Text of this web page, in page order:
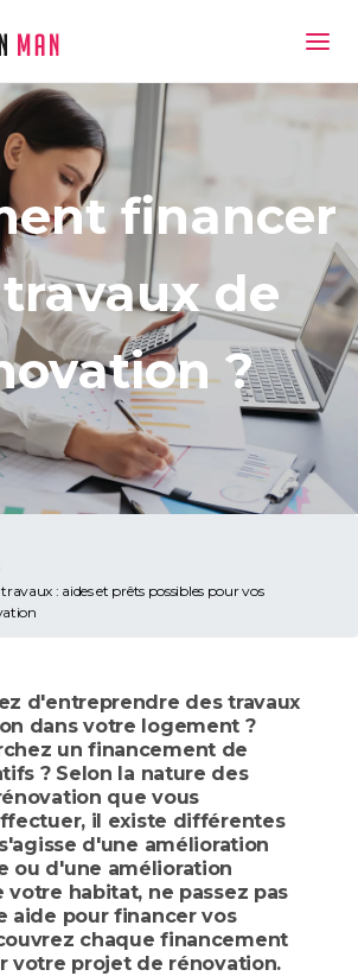
financer
de
?
: aides et prêts possibles pour vos
d'entreprendre des travaux
dans votre logement ?
un financement de
? Selon la nature des
que vous
il existe différentes
d'une amélioration
ou d'une amélioration
votre habitat, ne passez pas
aide pour financer vos
chaque financement
votre projet de rénovation.